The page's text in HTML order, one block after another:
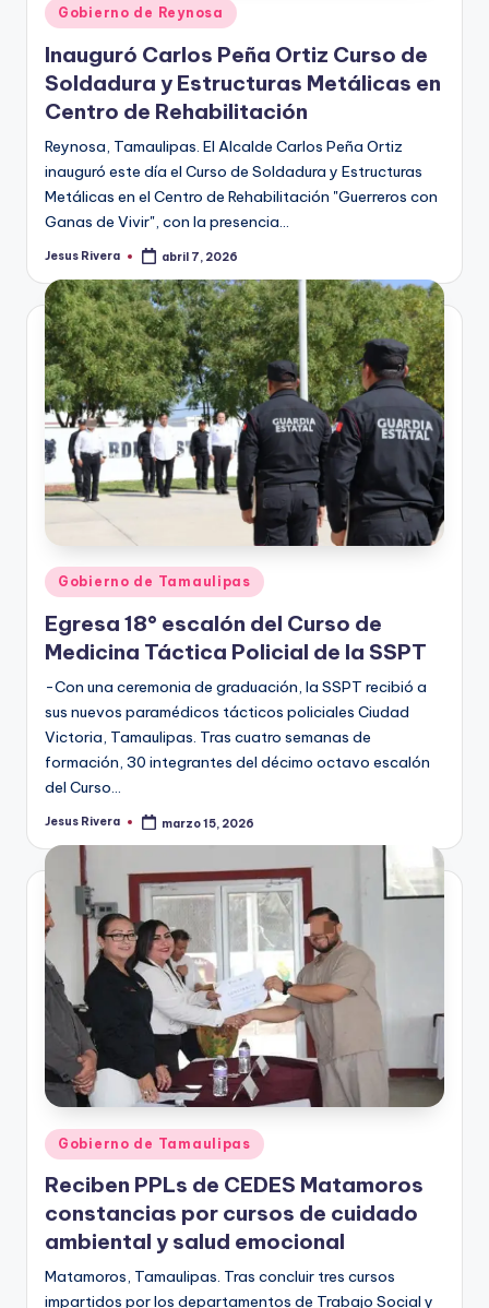
Publicado
en
Gobierno de Reynosa
Inauguró Carlos Peña Ortiz Curso de
Soldadura y Estructuras Metálicas en
Centro de Rehabilitación
Reynosa, Tamaulipas. El Alcalde Carlos Peña Ortiz
inauguró este día el Curso de Soldadura y Estructuras
Metálicas en el Centro de Rehabilitación "Guerreros con
Ganas de Vivir", con la presencia…
Publicado
Jesus Rivera abril 7, 2026
Publicado
en
Gobierno de Tamaulipas
Egresa 18° escalón del Curso de
Medicina Táctica Policial de la SSPT
-Con una ceremonia de graduación, la SSPT recibió a
sus nuevos paramédicos tácticos policiales Ciudad
Victoria, Tamaulipas. Tras cuatro semanas de
formación, 30 integrantes del décimo octavo escalón
del Curso…
Publicado
Jesus Rivera marzo 15, 2026
Publicado
en
Gobierno de Tamaulipas
Reciben PPLs de CEDES Matamoros
constancias por cursos de cuidado
ambiental y salud emocional
Matamoros, Tamaulipas. Tras concluir tres cursos
impartidos por los departamentos de Trabajo Social y